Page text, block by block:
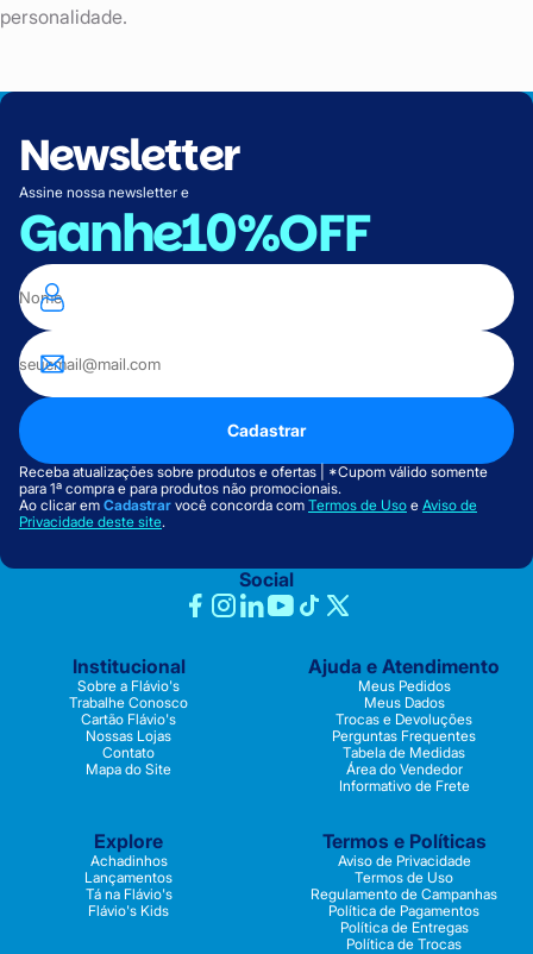
personalidade.
Newsletter
Assine nossa newsletter e
Ganhe10%OFF
Cadastrar
Receba atualizações sobre produtos e ofertas | *Cupom válido somente
para 1ª compra e para produtos não promocionais.
Ao clicar em Cadastrar você concorda com Termos de Uso e Aviso de
Privacidade deste site.
Social
Institucional
Sobre a Flávio's
Trabalhe Conosco
Cartão Flávio's
Nossas Lojas
Contato
Mapa do Site
Ajuda e Atendimento
Meus Pedidos
Meus Dados
Trocas e Devoluções
Perguntas Frequentes
Tabela de Medidas
Área do Vendedor
Informativo de Frete
Explore
Achadinhos
Lançamentos
Tá na Flávio's
Flávio's Kids
Termos e Políticas
Aviso de Privacidade
Termos de Uso
Regulamento de Campanhas
Política de Pagamentos
Política de Entregas
Política de Trocas